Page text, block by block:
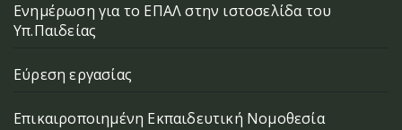
Ενημέρωση για το ΕΠΑΛ στην ιστοσελίδα του
Υπ.Παιδείας
Εύρεση εργασίας
Επικαιροποιημένη Εκπαιδευτική Νομοθεσία